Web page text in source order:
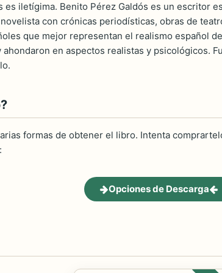
iletígima. Benito Pérez Galdós es un escritor
con crónicas periodísticas, obras de
que mejor representan el realismo español
en aspectos realistas y psicológicos.
formas de obtener el libro. Intenta
Opciones de Descarga